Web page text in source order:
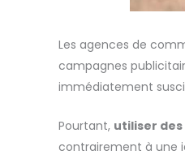
Les agences de
campagnes
immédiatement
Pourtant, utiliser
contrairement à une